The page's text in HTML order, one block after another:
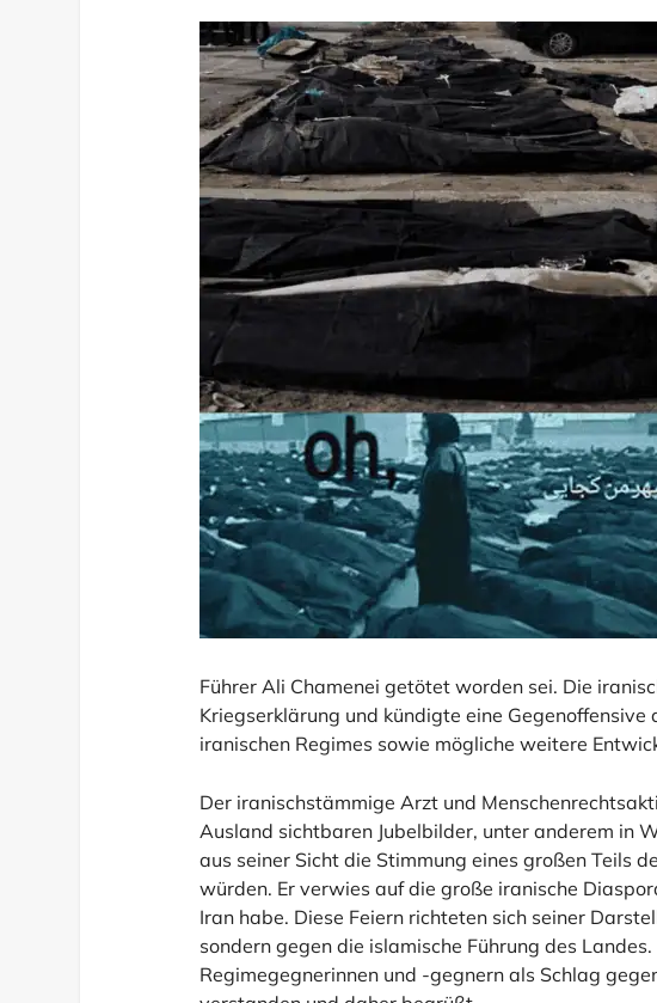
Führer Ali Chamenei getötet worden sei. Die
Kriegserklärung und kündigte eine
iranischen Regimes sowie mögliche weitere
Der iranischstämmige Arzt und
Ausland sichtbaren Jubelbilder, unter anderem in
aus seiner Sicht die Stimmung eines großen Teils
würden. Er verwies auf die große iranische
Iran habe. Diese Feiern richteten sich seiner
sondern gegen die islamische Führung des
Regimegegnerinnen und -gegnern als Schlag